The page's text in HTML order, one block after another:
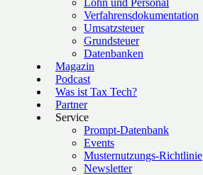
Lohn und Personal
Verfahrensdokumentation
Umsatzsteuer
Grundsteuer
Datenbanken
Magazin
Podcast
Was ist Tax Tech?
Partner
Service
Prompt-Datenbank
Events
Musternutzungs-Richtlinie
Newsletter